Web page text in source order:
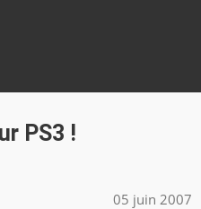
PS3 !
05 juin 2007